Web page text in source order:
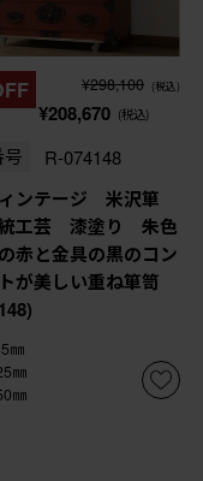
¥298,100 (税込)
¥208,670 (税込)
R-074148
ンテージ 米沢箪
工芸 漆塗り 朱色
赤と金具の黒のコン
が美しい重ね箪笥
㎜
㎜
㎜